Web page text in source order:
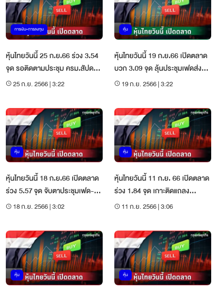
การเงิน-การลงทุน
หุ้นไทยวันนี้ 25 ก.ย.66 ร่วง 3.54
จุด รอติดตามประชุม ครม.สัปดาห์
หน้า25 ก.ย. 2566 | 3:22
หุ้น
หุ้นไทยวันนี้ 19 ก.ย.66 เปิดตลาด
บวก 3.09 จุด ลุ้นประชุมเฟดส่ง
สัญญาณดอกเบี้ย
19 ก.ย. 2566 | 3:22
หุ้น
หุ้นไทยวันนี้ 18 ก.ย.66 เปิดตลาด
ร่วง 5.57 จุด จับตาประชุมเฟด-บี
โออี-บีโอเจ
18 ก.ย. 2566 | 3:02
หุ้น
หุ้นไทยวันนี้ 11 ก.ย. 66 เปิดตลาด
ร่วง 1.84 จุด เกาะติดแถลง
นโยบายรบ.ใหม่ต่อสภา
11 ก.ย. 2566 | 3:06
หุ้น หุ้น